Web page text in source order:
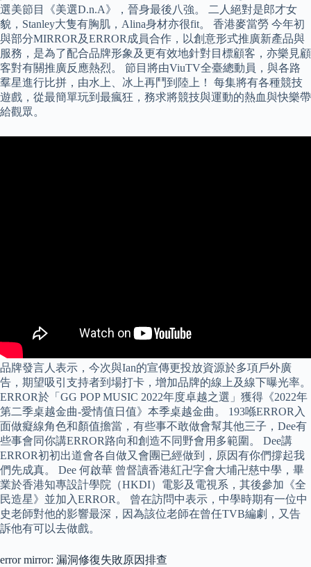
選美節目《美選D.n.A》，晉身最後八強。 二人絕對是郎才女
貌，Stanley大隻有胸肌，Alina身材亦很fit。 香港麥當勞 今年初
與部分MIRROR及ERROR成員合作，以創意形式推廣新產品與
服務，是為了配合品牌形象及更有效地針對目標顧客，亦樂見顧
客對有關推廣反應熱烈。 節目將由ViuTV全臺總動員，與各路
羣星進行比拼，由水上、冰上再鬥到陸上！ 每集將有各種競技
遊戲，從最簡單玩到最瘋狂，務求將競技與運動的熱血與快樂帶
給觀眾。
品牌發言人表示，今次與Ian的宣傳更投放資源於多項戶外廣
告，期望吸引支持者到場打卡，增加品牌的線上及線下曝光率。
ERROR於「GG POP MUSIC 2022年度卓越之選」獲得《2022年
第二季桌越金曲-愛情值日值》本季桌越金曲。 193喺ERROR入
面做癡線角色和顏值擔當，有些事不敢做會幫其他三子，Dee有
些事會同你講ERROR路向和創造不同野會用多範圍。 Dee講
ERROR初初出道會各自做又會團已經做到，原因有你們撐起我
們先成真。 Dee 何啟華 曾督讀香港紅卍字會大埔卍慈中學，畢
業於香港知專設計學院（HKDI）電影及電視系，其後參加《全
民造星》並加入ERROR。 曾在訪問中表示，中學時期有一位中
史老師對他的影響最深，因為該位老師在曾任TVB編劇，又告
訴他有可以去做戲。
error mirror: 漏洞修復失敗原因排查